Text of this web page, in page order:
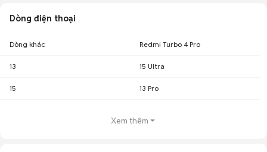
Dòng điện thoại
Dòng khác Redmi Turbo 4 Pro
13 15 Ultra
15 13 Pro
Xem thêm